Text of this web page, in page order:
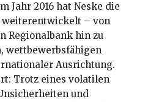
Jahr 2016 hat Neske die
– von
Regionalbank hin zu
wettbewerbsfähigen
Ausrichtung.
Trotz eines volatilen
und